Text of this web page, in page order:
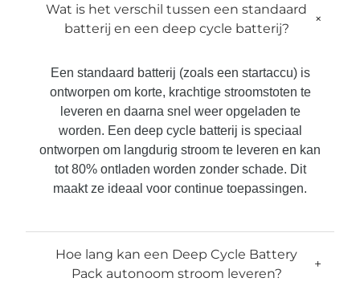
Wat is het verschil tussen een standaard
batterij en een deep cycle batterij?
+
Een standaard batterij (zoals een startaccu) is
ontworpen om korte, krachtige stroomstoten te
leveren en daarna snel weer opgeladen te
worden. Een deep cycle batterij is speciaal
ontworpen om langdurig stroom te leveren en kan
tot 80% ontladen worden zonder schade. Dit
maakt ze ideaal voor continue toepassingen.
Hoe lang kan een Deep Cycle Battery
Pack autonoom stroom leveren?
+